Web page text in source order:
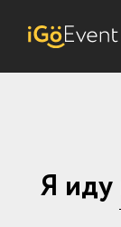
Я иду